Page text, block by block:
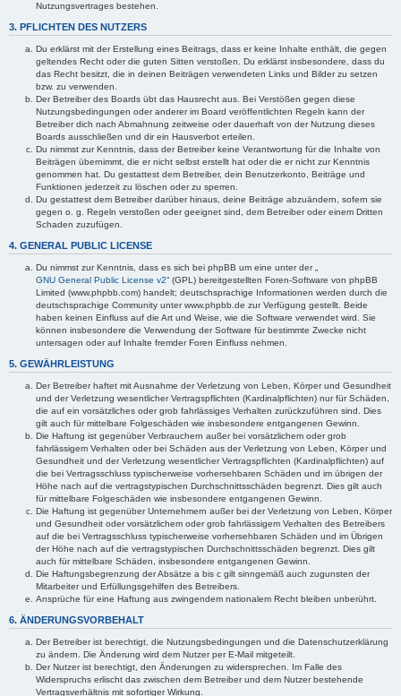
Nutzungsvertrages bestehen.
3. PFLICHTEN DES NUTZERS
Du erklärst mit der Erstellung eines Beitrags, dass er keine Inhalte enthält, die gegen
geltendes Recht oder die guten Sitten verstoßen. Du erklärst insbesondere, dass du
das Recht besitzt, die in deinen Beiträgen verwendeten Links und Bilder zu setzen
bzw. zu verwenden.
Der Betreiber des Boards übt das Hausrecht aus. Bei Verstößen gegen diese
Nutzungsbedingungen oder anderer im Board veröffentlichten Regeln kann der
Betreiber dich nach Abmahnung zeitweise oder dauerhaft von der Nutzung dieses
Boards ausschließen und dir ein Hausverbot erteilen.
Du nimmst zur Kenntnis, dass der Betreiber keine Verantwortung für die Inhalte von
Beiträgen übernimmt, die er nicht selbst erstellt hat oder die er nicht zur Kenntnis
genommen hat. Du gestattest dem Betreiber, dein Benutzerkonto, Beiträge und
Funktionen jederzeit zu löschen oder zu sperren.
Du gestattest dem Betreiber darüber hinaus, deine Beiträge abzuändern, sofern sie
gegen o. g. Regeln verstoßen oder geeignet sind, dem Betreiber oder einem Dritten
Schaden zuzufügen.
4. GENERAL PUBLIC LICENSE
Du nimmst zur Kenntnis, dass es sich bei phpBB um eine unter der „
GNU General Public License v2“ (GPL) bereitgestellten Foren-Software von phpBB
Limited (www.phpbb.com) handelt; deutschsprachige Informationen werden durch die
deutschsprachige Community unter www.phpbb.de zur Verfügung gestellt. Beide
haben keinen Einfluss auf die Art und Weise, wie die Software verwendet wird. Sie
können insbesondere die Verwendung der Software für bestimmte Zwecke nicht
untersagen oder auf Inhalte fremder Foren Einfluss nehmen.
5. GEWÄHRLEISTUNG
Der Betreiber haftet mit Ausnahme der Verletzung von Leben, Körper und Gesundheit
und der Verletzung wesentlicher Vertragspflichten (Kardinalpflichten) nur für Schäden,
die auf ein vorsätzliches oder grob fahrlässiges Verhalten zurückzuführen sind. Dies
gilt auch für mittelbare Folgeschäden wie insbesondere entgangenen Gewinn.
Die Haftung ist gegenüber Verbrauchern außer bei vorsätzlichem oder grob
fahrlässigem Verhalten oder bei Schäden aus der Verletzung von Leben, Körper und
Gesundheit und der Verletzung wesentlicher Vertragspflichten (Kardinalpflichten) auf
die bei Vertragsschluss typischerweise vorhersehbaren Schäden und im übrigen der
Höhe nach auf die vertragstypischen Durchschnittsschäden begrenzt. Dies gilt auch
für mittelbare Folgeschäden wie insbesondere entgangenen Gewinn.
Die Haftung ist gegenüber Unternehmern außer bei der Verletzung von Leben, Körper
und Gesundheit oder vorsätzlichem oder grob fahrlässigem Verhalten des Betreibers
auf die bei Vertragsschluss typischerweise vorhersehbaren Schäden und im Übrigen
der Höhe nach auf die vertragstypischen Durchschnittsschäden begrenzt. Dies gilt
auch für mittelbare Schäden, insbesondere entgangenen Gewinn.
Die Haftungsbegrenzung der Absätze a bis c gilt sinngemäß auch zugunsten der
Mitarbeiter und Erfüllungsgehilfen des Betreibers.
Ansprüche für eine Haftung aus zwingendem nationalem Recht bleiben unberührt.
6. ÄNDERUNGSVORBEHALT
Der Betreiber ist berechtigt, die Nutzungsbedingungen und die Datenschutzerklärung
zu ändern. Die Änderung wird dem Nutzer per E-Mail mitgeteilt.
Der Nutzer ist berechtigt, den Änderungen zu widersprechen. Im Falle des
Widerspruchs erlischt das zwischen dem Betreiber und dem Nutzer bestehende
Vertragsverhältnis mit sofortiger Wirkung.